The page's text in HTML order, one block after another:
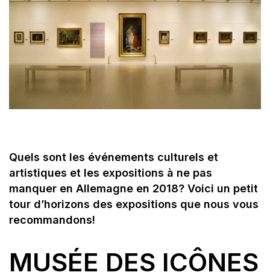
Quels sont les événements culturels et
artistiques et les expositions à ne pas
manquer en Allemagne en 2018? Voici un petit
tour d’horizons des expositions que nous vous
recommandons!
MUSÉE DES ICÔNES